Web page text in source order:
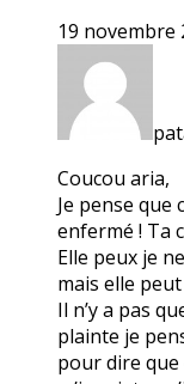
19 novembre
Coucou aria,
Je pense que
enfermé ! Ta
Elle peux je
mais elle
Il n’y a pas
plainte je
pour dire que